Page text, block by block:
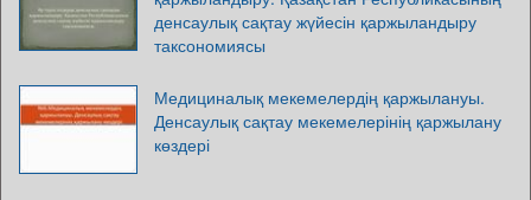
денсаулық сақтау жүйесін қаржыландыру
таксономиясы
Медициналық мекемелердің қаржылануы.
Денсаулық сақтау мекемелерінің қаржылану
көздері